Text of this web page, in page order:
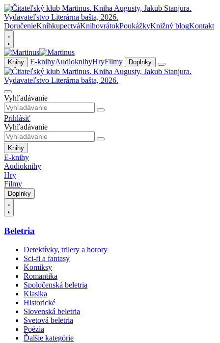
DoručenieKníhkupectváKnihovrátokPoukážkyKnižný blogKontakt
Knihy E-knihyAudioknihyHryFilmy Doplnky
Vyhľadávanie
Prihlásiť
Vyhľadávanie
Knihy
E-knihy
Audioknihy
Hry
Filmy
Doplnky
Beletria
Detektívky, trilery a horory
Sci-fi a fantasy
Komiksy
Romantika
Spoločenská beletria
Klasika
Historické
Slovenská beletria
Svetová beletria
Poézia
Ďalšie kategórie